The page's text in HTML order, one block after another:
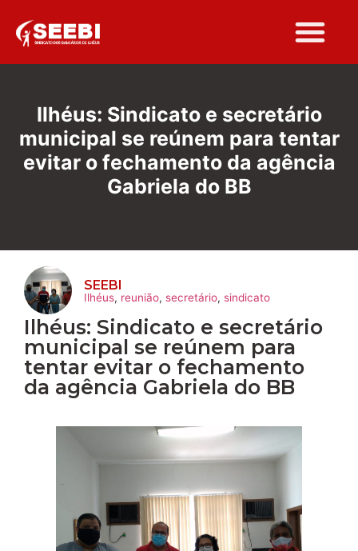
Ilhéus: Sindicato e secretário
municipal se reúnem para tentar
evitar o fechamento da agência
Gabriela do BB
SEEBI
Ilhéus, reunião, secretário, sindicato
Ilhéus: Sindicato e secretário
municipal se reúnem para
tentar evitar o fechamento
da agência Gabriela do BB